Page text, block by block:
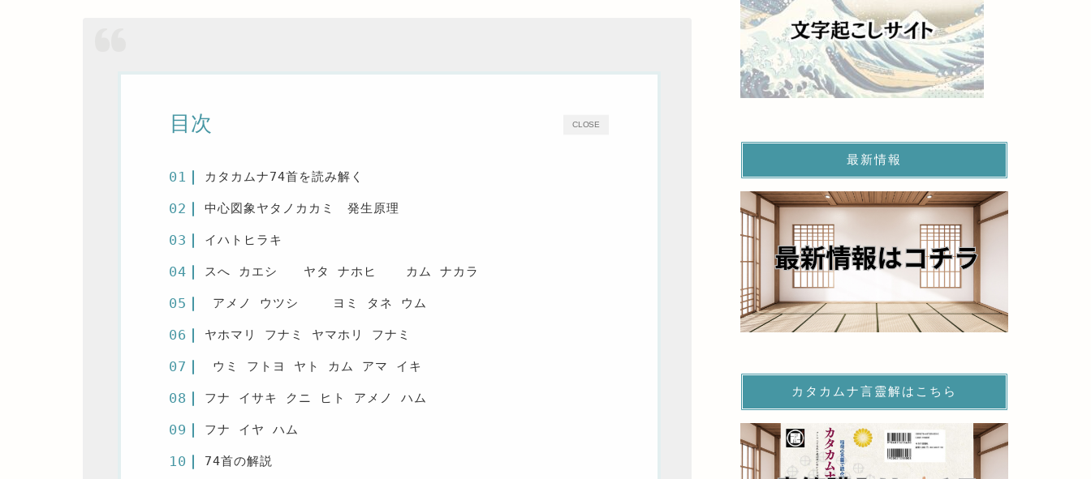
CLOSE
目次
カタカムナ74首を読み解く
中心図象ヤタノカカミ 発生原理
イハトヒラキ
スへ カエシ ヤタ ナホヒ カム ナカラ
アメノ ウツシ ヨミ タネ ウム
ヤホマリ フナミ ヤマホリ フナミ
ウミ フトヨ ヤト カム アマ イキ
フナ イサキ クニ ヒト アメノ ハム
フナ イヤ ハム
74首の解説
最新情報
カタカムナ言靈解はこちら